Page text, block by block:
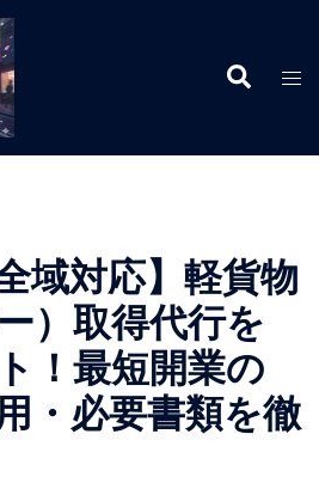
検
索
ト
ー
域対応】軽貨物
）取得代行を
！最短開業の
・必要書類を徹